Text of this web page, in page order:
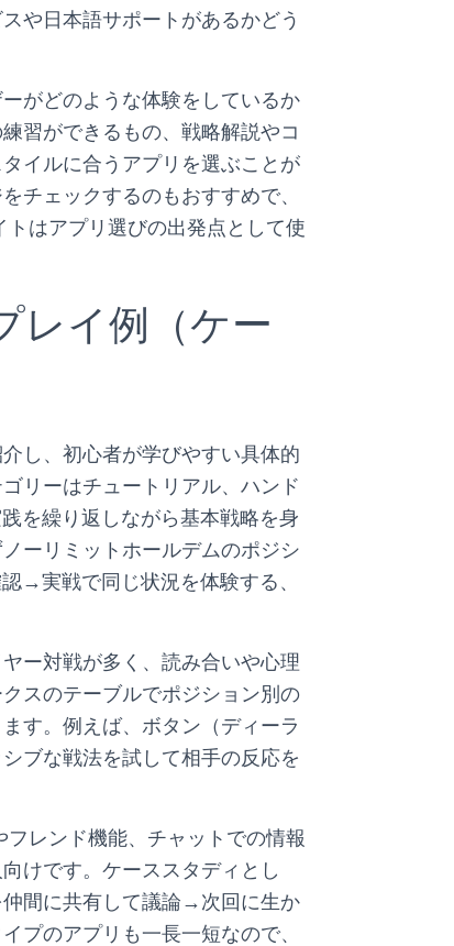
や日本語サポートがあるかどう
がどのような体験をしているか
習ができるもの、戦略解説やコ
イルに合うアプリを選ぶことが
チェックするのもおすすめで、
トはアプリ選びの出発点として使
レイ例（ケー
し、初心者が学びやすい具体的
リーはチュートリアル、ハンド
を繰り返しながら基本戦略を身
ーリミットホールデムのポジシ
→実戦で同じ状況を体験する、
ー対戦が多く、読み合いや心理
スのテーブルでポジション別の
す。例えば、ボタン（ディーラ
ブな戦法を試して相手の反応を
レンド機能、チャットでの情報
けです。ケーススタディとし
間に共有して議論→次回に生か
プのアプリも一長一短なので、